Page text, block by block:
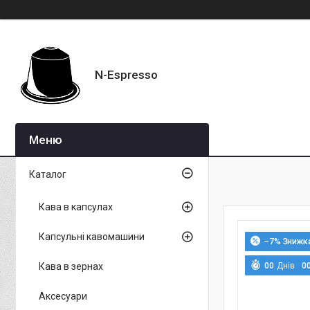
N-Espresso
–7%
00 Днів 0
Каталог
Кава в капсулах
Капсульні кавомашини
Кава в зернах
Аксесуари